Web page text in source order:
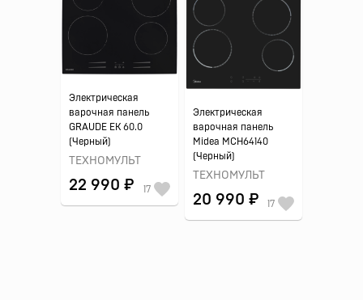
Электрическая
варочная панель
GRAUDE EK 60.0
(Черный)
ТЕХНОМУЛЬТ
22 990 ₽ 17
Электрическая
варочная панель
Midea MCH64140
(Черный)
ТЕХНОМУЛЬТ
20 990 ₽ 17